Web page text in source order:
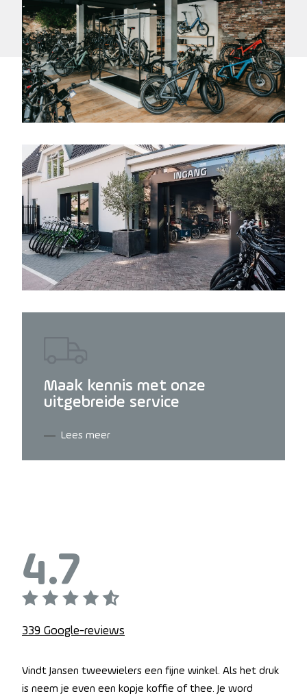
Maak kennis met onze
uitgebreide service
Lees meer
4.7
339 Google-reviews
Vindt Jansen tweewielers een fijne winkel. Als het druk
is neem je even een kopje koffie of thee. Je word